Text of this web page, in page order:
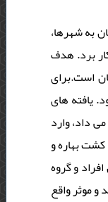
به شهرها،
برد. هدف
است.برای
یافته های
داد، وارد
کشت بهاره و
و گروه
موثر واقع